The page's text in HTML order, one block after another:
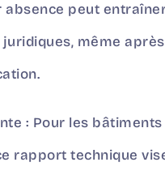
absence peut
même
: Pour les
rapport technique